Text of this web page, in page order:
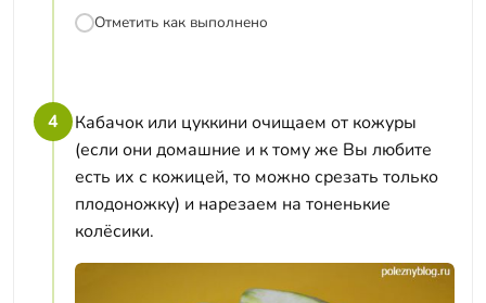
Отметить как выполнено
4
Кабачок или цуккини очищаем от кожуры
(если они домашние и к тому же Вы любите
есть их с кожицей, то можно срезать только
плодоножку) и нарезаем на тоненькие
колёсики.